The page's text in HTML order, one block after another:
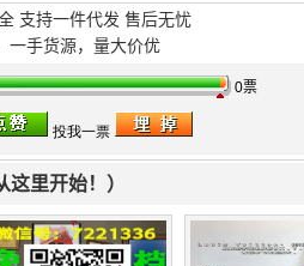
支持一件代发 售后无忧
一手货源，量大价优
0票
里开始！）